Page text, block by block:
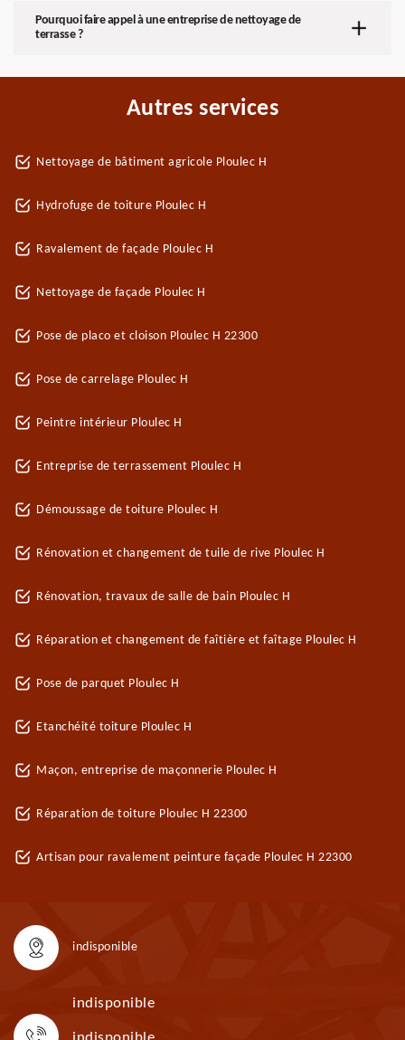
Pourquoi faire appel à une entreprise de nettoyage de
terrasse ?
Autres services
Nettoyage de bâtiment agricole Ploulec H
Hydrofuge de toiture Ploulec H
Ravalement de façade Ploulec H
Nettoyage de façade Ploulec H
Pose de placo et cloison Ploulec H 22300
Pose de carrelage Ploulec H
Peintre intérieur Ploulec H
Entreprise de terrassement Ploulec H
Démoussage de toiture Ploulec H
Rénovation et changement de tuile de rive Ploulec H
Rénovation, travaux de salle de bain Ploulec H
Réparation et changement de faîtière et faîtage Ploulec H
Pose de parquet Ploulec H
Etanchéité toiture Ploulec H
Maçon, entreprise de maçonnerie Ploulec H
Réparation de toiture Ploulec H 22300
Artisan pour ravalement peinture façade Ploulec H 22300
indisponible
indisponible